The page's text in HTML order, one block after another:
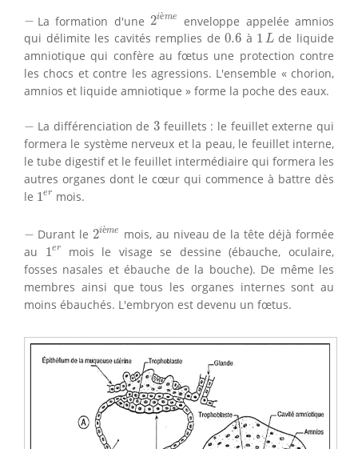
−
− La formation d'une 2ième
2ièm
enveloppe appelée amnios
qui délimite les cavités remplies de0.6
0.6 à 1 L
1 Lde liquide
amniotique qui confère au fœtus une protection contre
les chocs et contre les agressions. L'ensemble « chorion,
amnios et liquide amniotique » forme la poche des eaux.
−
− La différenciation de 3
3 feuillets : le feuillet externe qui
formera le système nerveux et la peau, le feuillet interne,
le tube digestif et le feuillet intermédiaire qui formera les
autres organes dont le cœur qui commence à battre dès
le 1er
1e rmois.
−
− Durant le 2ième
2ièm
mois, au niveau de la tête déjà formée
au 1er
1e mois le visage se dessine (ébauche, oculaire,
fosses nasales et ébauche de la bouche). De même les
membres ainsi que tous les organes internes sont au
moins ébauchés. L'embryon est devenu un fœtus.